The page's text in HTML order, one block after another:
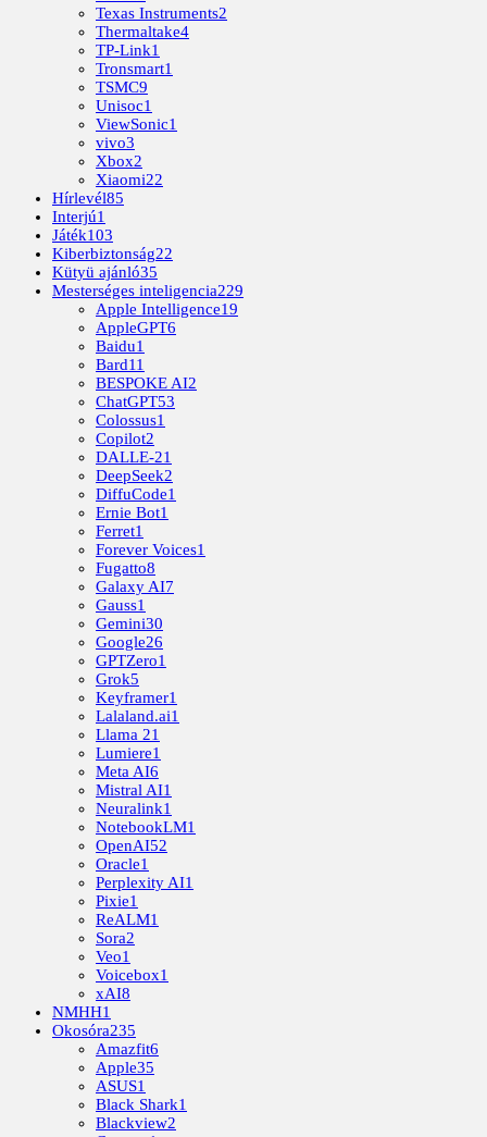
Texas Instruments2
Thermaltake4
TP-Link1
Tronsmart1
TSMC9
Unisoc1
ViewSonic1
vivo3
Xbox2
Xiaomi22
Hírlevél85
Interjú1
Játék103
Kiberbiztonság22
Kütyü ajánló35
Mesterséges inteligencia229
Apple Intelligence19
AppleGPT6
Baidu1
Bard11
BESPOKE AI2
ChatGPT53
Colossus1
Copilot2
DALLE-21
DeepSeek2
DiffuCode1
Ernie Bot1
Ferret1
Forever Voices1
Fugatto8
Galaxy AI7
Gauss1
Gemini30
Google26
GPTZero1
Grok5
Keyframer1
Lalaland.ai1
Llama 21
Lumiere1
Meta AI6
Mistral AI1
Neuralink1
NotebookLM1
OpenAI52
Oracle1
Perplexity AI1
Pixie1
ReALM1
Sora2
Veo1
Voicebox1
xAI8
NMHH1
Okosóra235
Amazfit6
Apple35
ASUS1
Black Shark1
Blackview2